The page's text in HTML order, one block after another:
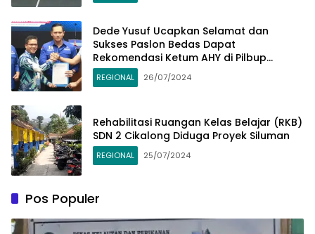
Dede Yusuf Ucapkan Selamat dan
Sukses Paslon Bedas Dapat
Rekomendasi Ketum AHY di Pilbup
Bandung
REGIONAL 26/07/2024
Rehabilitasi Ruangan Kelas Belajar (RKB)
SDN 2 Cikalong Diduga Proyek Siluman
REGIONAL 25/07/2024
Pos Populer